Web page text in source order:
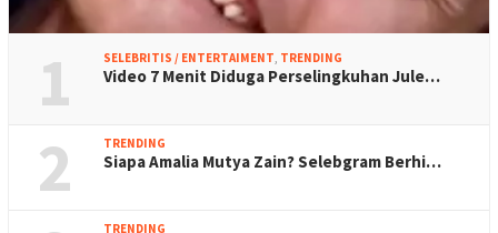
1 SELEBRITIS / ENTERTAIMENT, TRENDING
Video 7 Menit Diduga Perselingkuhan Jule…
2 TRENDING
Siapa Amalia Mutya Zain? Selebgram Berhi…
TRENDING